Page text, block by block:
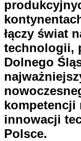
łączy świat
technologii,
Dolnego
kompetencji
innowacji
Polsce.